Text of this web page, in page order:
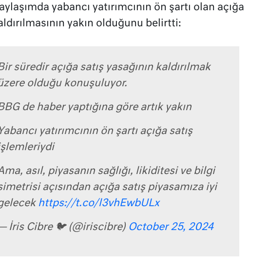
yabancı yatırımcının ön şartı olan açığa
yakın olduğunu belirtti:
süredir açığa satış yasağının kaldırılmak
olduğu konuşuluyor.
de haber yaptığına göre artık yakın
Yabancı yatırımcının ön şartı açığa satış
asıl, piyasanın sağlığı, likiditesi ve bilgi
açısından açığa satış piyasamıza iyi
https://t.co/l3vhEwbULx
İris Cibre 🐦 (@iriscibre) October 25, 2024